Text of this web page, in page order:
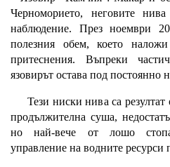
Черноморието, неговите
наблюдение. През ноември
полезния обем, което
притеснения. Въпреки
язовирът остава под постоянно
Тези ниски нива са резултат
продължителна суша,
но най-вече от лошо
управление на водните ресурси